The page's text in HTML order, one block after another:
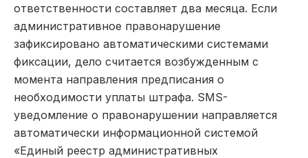
ответственности составляет два месяца. Если
административное правонарушение
зафиксировано автоматическими системами
фиксации, дело считается возбужденным с
момента направления предписания о
необходимости уплаты штрафа. SMS-
уведомление о правонарушении направляется
автоматически информационной системой
«Единый реестр административных